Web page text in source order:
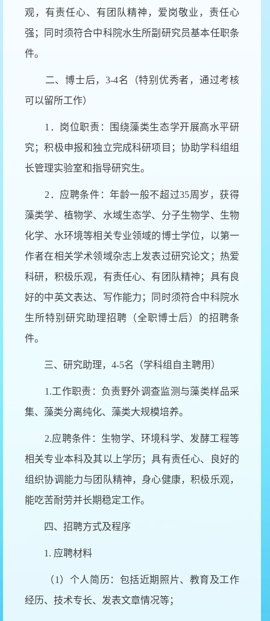
观，有责任心、有团队精神，爱岗敬业，责任心
强；同时须符合中科院水生所副研究员基本任职条
件。
二、博士后，3-4名（特别优秀者，通过考核
可以留所工作）
1．岗位职责：围绕藻类生态学开展高水平研
究；积极申报和独立完成科研项目；协助学科组组
长管理实验室和指导研究生。
2．应聘条件：年龄一般不超过35周岁，获得
藻类学、植物学、水域生态学、分子生物学、生物
化学、水环境等相关专业领域的博士学位，以第一
作者在相关学术领域杂志上发表过研究论文；热爱
科研，积极乐观，有责任心、有团队精神；具有良
好的中英文表达、写作能力；同时须符合中科院水
生所特别研究助理招聘（全职博士后）的招聘条
件。
三、研究助理，4-5名（学科组自主聘用）
1.工作职责：负责野外调查监测与藻类样品采
集、藻类分离纯化、藻类大规模培养。
2.应聘条件：生物学、环境科学、发酵工程等
相关专业本科及其以上学历；具有责任心、良好的
组织协调能力与团队精神，身心健康，积极乐观，
能吃苦耐劳并长期稳定工作。
四、招聘方式及程序
1. 应聘材料
（1）个人简历：包括近期照片、教育及工作
经历、技术专长、发表文章情况等；